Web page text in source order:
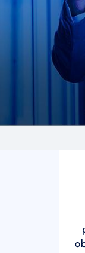
i
o
t